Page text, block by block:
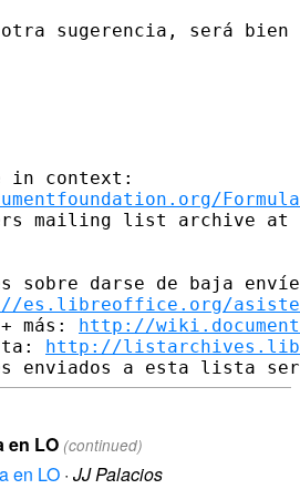
sugerencia, será
mailing list archive at
sobre darse de baja
es.libreoffice.org/
más: http://
http://
en LO (continued)
en LO · JJ Palacios